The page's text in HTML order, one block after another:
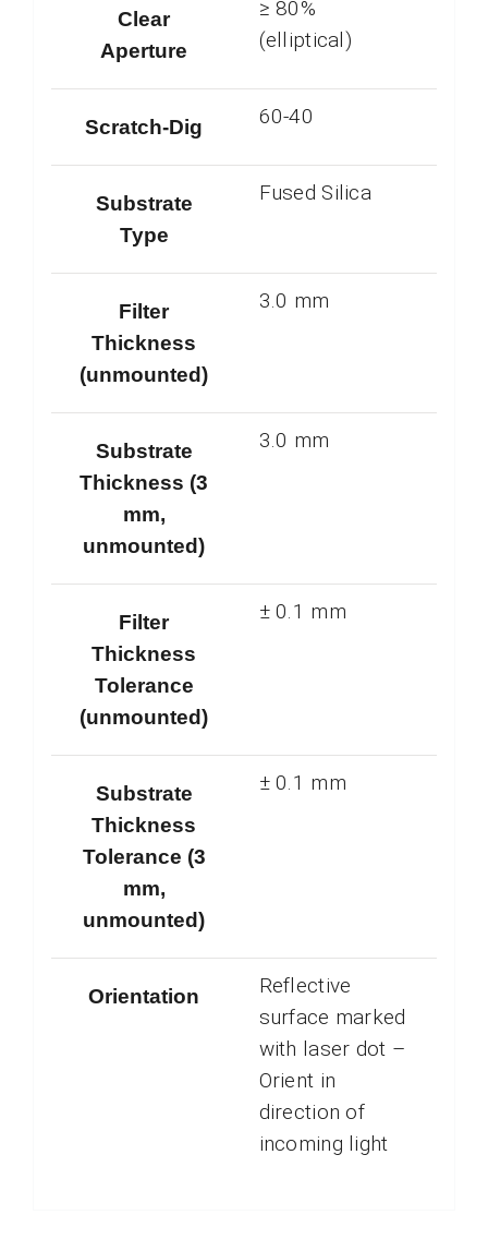
Clear
Aperture
≥ 80%
(elliptical)
Scratch-Dig 60-40
Substrate
Type
Fused Silica
Filter
Thickness
(unmounted)
3.0 mm
Substrate
Thickness (3
mm,
unmounted)
3.0 mm
Filter
Thickness
Tolerance
(unmounted)
± 0.1 mm
Substrate
Thickness
Tolerance (3
mm,
unmounted)
± 0.1 mm
Orientation
Reflective
surface marked
with laser dot –
Orient in
direction of
incoming light